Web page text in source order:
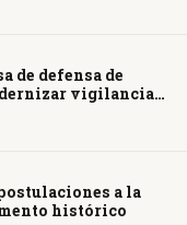
de defensa de
vigilancia
a la
histórico